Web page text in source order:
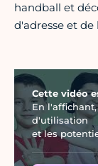
handball et
d'adresse et de
Vidéo Youtube
Cette vidéo
En
d'utilisation
et les